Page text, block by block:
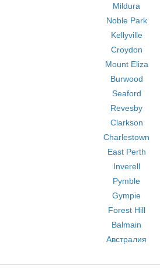
Mildura
Noble Park
Kellyville
Croydon
Mount Eliza
Burwood
Seaford
Revesby
Clarkson
Charlestown
East Perth
Inverell
Pymble
Gympie
Forest Hill
Balmain
Австралия